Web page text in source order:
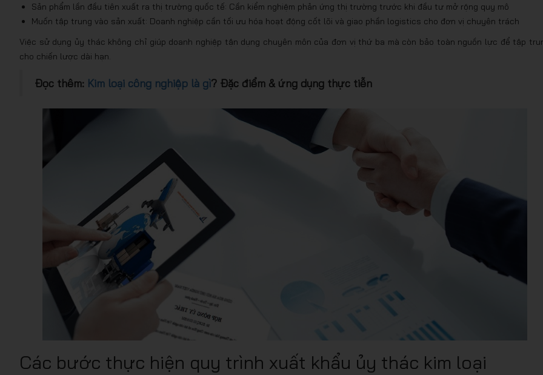
Sản phẩm lần đầu tiên xuất ra thị trường quốc tế: Cần kiểm nghiệm phản ứng thị trường trước khi đầu tư mở rộng quy mô
Muốn tập trung vào sản xuất: Doanh nghiệp cần tối ưu hóa hoạt động cốt lõi và giao phần logistics cho đơn vị chuyên trách
Việc sử dụng ủy thác không chỉ giúp doanh nghiệp tận dụng chuyên môn của đơn vị thứ ba mà còn bảo toàn nguồn lực để tập
cho chiến lược dài hạn.
Đọc thêm: Kim loại công nghiệp là gì? Đặc điểm & ứng dụng thực tiễn
Các bước thực hiện quy trình xuất khẩu ủy thác kim loại